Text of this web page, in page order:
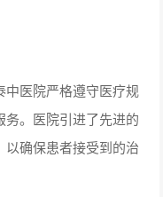
医院严格遵守医疗规
。医院引进了先进的
确保患者接受到的治